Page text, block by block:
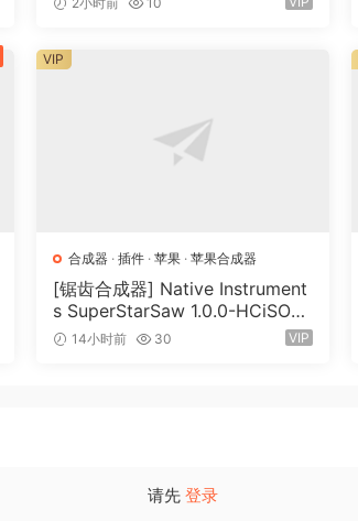
合成器· 插件· 苹果· 苹果合成器
[锯齿合成器] Native Instrument
s SuperStarSaw 1.0.0-HCiSO
[MacOSX]（182.43MB）
14小时前 30 VIP
VIP
请先 登录